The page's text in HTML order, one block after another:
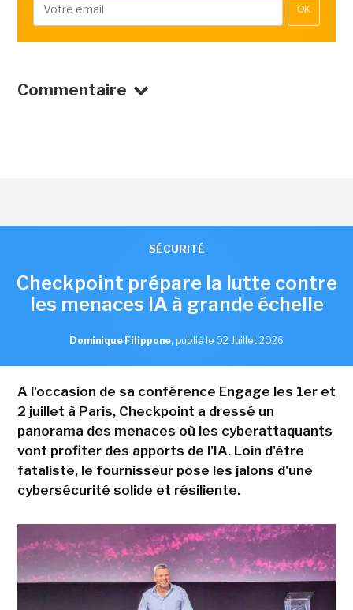
OK
Commentaire
SÉCURITÉ
Checkpoint prépare la lutte contre
les menaces IA à grande échelle
Dominique Filippone, publié le 02 Juillet 2026
A l'occasion de sa conférence Engage les 1er et
2 juillet à Paris, Checkpoint a dressé un
panorama des menaces où les cyberattaquants
vont profiter des apports de l'IA. Loin d'être
fataliste, le fournisseur pose les jalons d'une
cybersécurité solide et résiliente.